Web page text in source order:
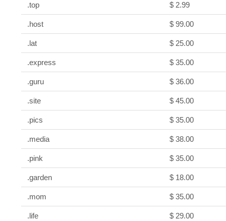
.top $ 2.99
.host $ 99.00
.lat $ 25.00
.express $ 35.00
.guru $ 36.00
.site $ 45.00
.pics $ 35.00
.media $ 38.00
.pink $ 35.00
.garden $ 18.00
.mom $ 35.00
.life $ 29.00